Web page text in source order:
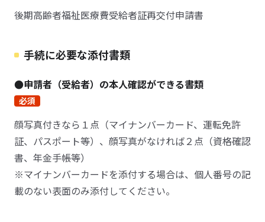
後期高齢者福祉医療費受給者証再交付申請書
手続に必要な添付書類
●申請者（受給者）の本人確認ができる書類
必須
顔写真付きなら１点（マイナンバーカード、運転免許
証、パスポート等）、顔写真がなければ２点（資格確認
書、年金手帳等）
※マイナンバーカードを添付する場合は、個人番号の記
載のない表面のみ添付してください。